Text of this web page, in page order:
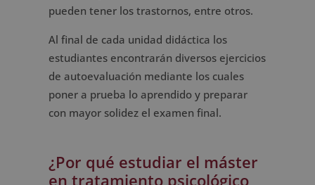
pueden tener los trastornos, entre otros.
Al final de cada unidad didáctica los
estudiantes encontrarán diversos ejercicios
de autoevaluación mediante los cuales
poner a prueba lo aprendido y preparar
con mayor solidez el examen final.
¿Por qué estudiar el máster
en tratamiento psicológico